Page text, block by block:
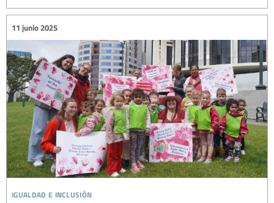
igualdad e inclusión
11 junio 2025